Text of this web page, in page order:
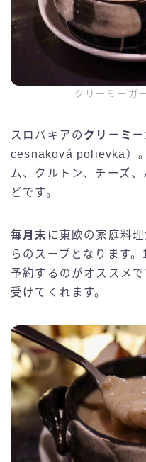
クリーミーガ
スロバキアの クリーミ
cesnaková polievka）
ム、クルトン、チーズ
どです。
毎月末 に東欧の家庭料
らのスープとなります
予約するのがオススメで
受けてくれます。